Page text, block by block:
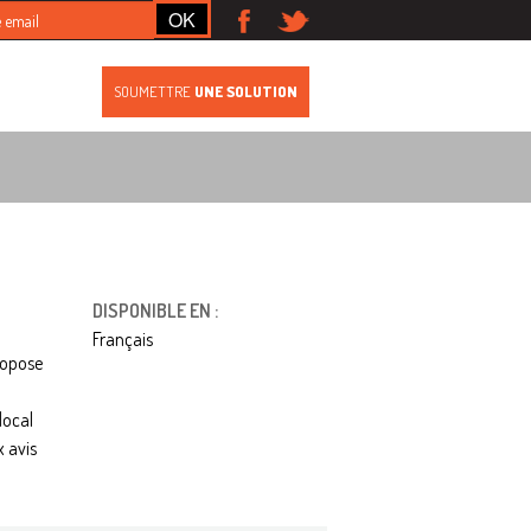
SOUMETTRE UNE SOLUTION
avis
DISPONIBLE EN :
Français